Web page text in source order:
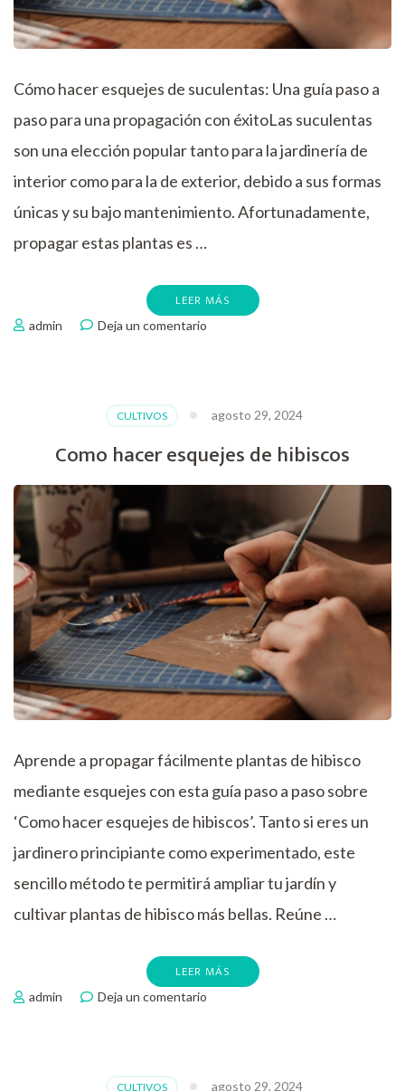
Cómo hacer esquejes de suculentas: Una guía paso a
paso para una propagación con éxitoLas suculentas
son una elección popular tanto para la jardinería de
interior como para la de exterior, debido a sus formas
únicas y su bajo mantenimiento. Afortunadamente,
propagar estas plantas es …
LEER MÁS
admin Deja un comentario
suculentas
CULTIVOS agosto 29, 2024
Como hacer esquejes de hibiscos
Aprende a propagar fácilmente plantas de hibisco
mediante esquejes con esta guía paso a paso sobre
‘Como hacer esquejes de hibiscos’. Tanto si eres un
jardinero principiante como experimentado, este
sencillo método te permitirá ampliar tu jardín y
cultivar plantas de hibisco más bellas. Reúne …
LEER MÁS
admin Deja un comentario
CULTIVOS agosto 29, 2024